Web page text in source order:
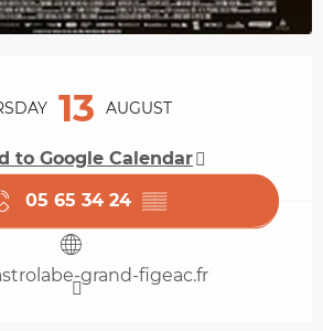
13 AUGUST
to Google Calendar
05 65 34 24 ▒▒
grand-figeac.fr